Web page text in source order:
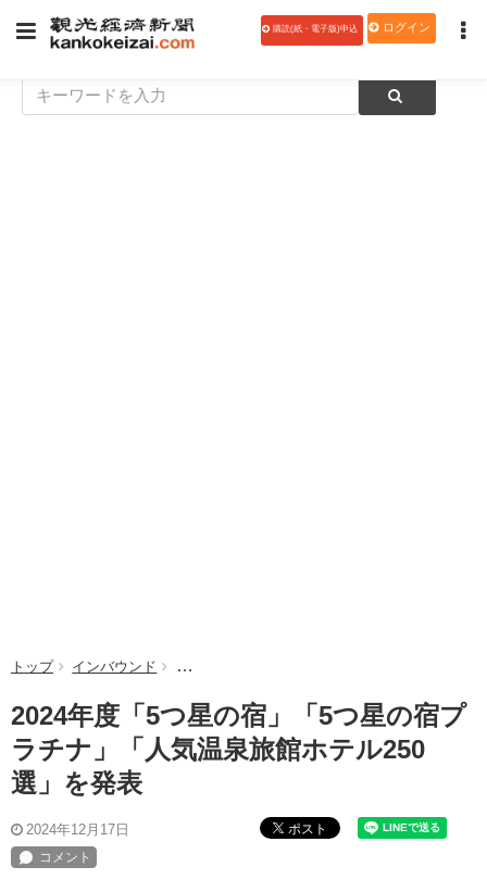
購読(紙・電子版)申込 ログイン
トップ インバウンド 2024年度「5つ星の宿」「5つ星の宿プラチナ」
2024年度「5つ星の宿」「5つ星の宿プ
ラチナ」「人気温泉旅館ホテル250
選」を発表
2024年12月17日 ポスト